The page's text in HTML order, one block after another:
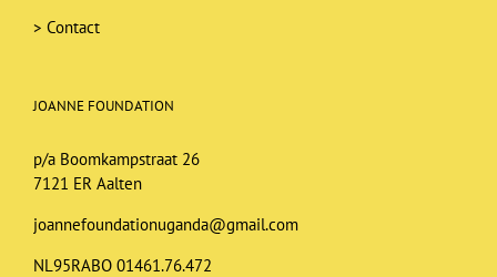
> Contact
JOANNE FOUNDATION
p/a Boomkampstraat 26
7121 ER Aalten
joannefoundationuganda@gmail.com
NL95RABO 01461.76.472